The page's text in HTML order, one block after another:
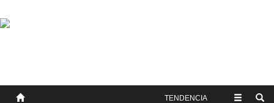
SOBRE NOSOTROS
TENDENCIA